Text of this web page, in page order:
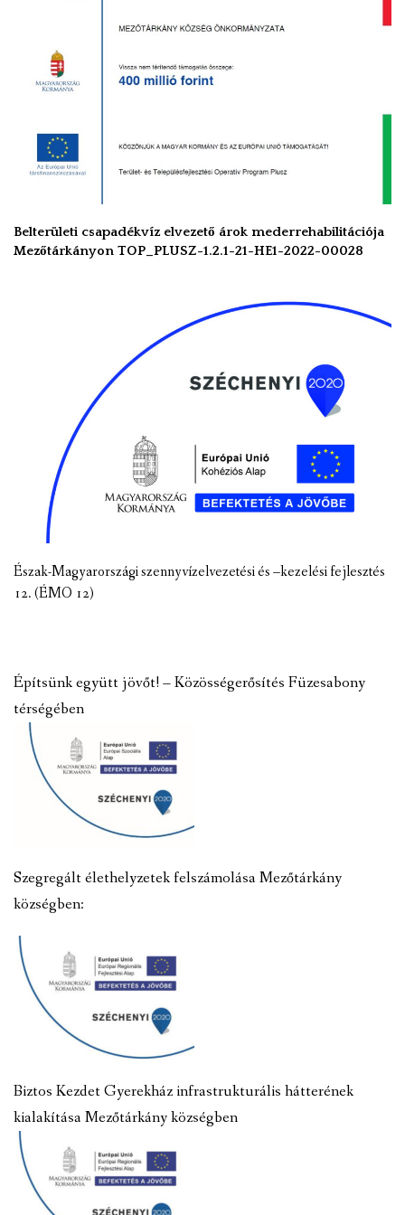
Belterületi csapadékvíz elvezető árok mederrehabilitációja
Mezőtárkányon TOP_PLUSZ-1.2.1-21-HE1-2022-00028
Észak-Magyarországi szennyvízelvezetési és –kezelési fejlesztés
12. (ÉMO 12)
Építsünk együtt jövőt! – Közösségerősítés Füzesabony
térségében
Szegregált élethelyzetek felszámolása Mezőtárkány
községben:
Biztos Kezdet Gyerekház infrastrukturális hátterének
kialakítása Mezőtárkány községben